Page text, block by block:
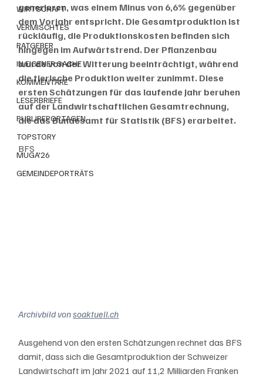
WIRTSCHAFT
VERMISCHTES
RATGEBER
IN EIGENER SACHE
KOMMENTARE
LESERBRIEFE
PUBLIREPORTAGEN
TOPSTORY
MUGA'26
GEMEINDEPORTRÄTS
generieren, was einem Minus von 6,6% gegenüber
dem Vorjahr entspricht. Die Gesamtproduktion ist
rückläufig, die Produktionskosten befinden sich
hingegen im Aufwärtstrend. Der Pflanzenbau
wurde von der Witterung beeinträchtigt, während
die tierische Produktion weiter zunimmt. Diese
ersten Schätzungen für das laufende Jahr beruhen
auf der Landwirtschaftlichen Gesamtrechnung,
die das Bundesamt für Statistik (BFS) erarbeitet.
BFS
Archivbild von soaktuell.ch
Ausgehend von den ersten Schätzungen rechnet das BFS
damit, dass sich die Gesamtproduktion der Schweizer
Landwirtschaft im Jahr 2021 auf 11,2 Milliarden Franken